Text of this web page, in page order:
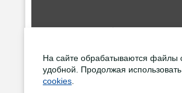
На сайте обрабатываются файлы
удобной. Продолжая
cookies